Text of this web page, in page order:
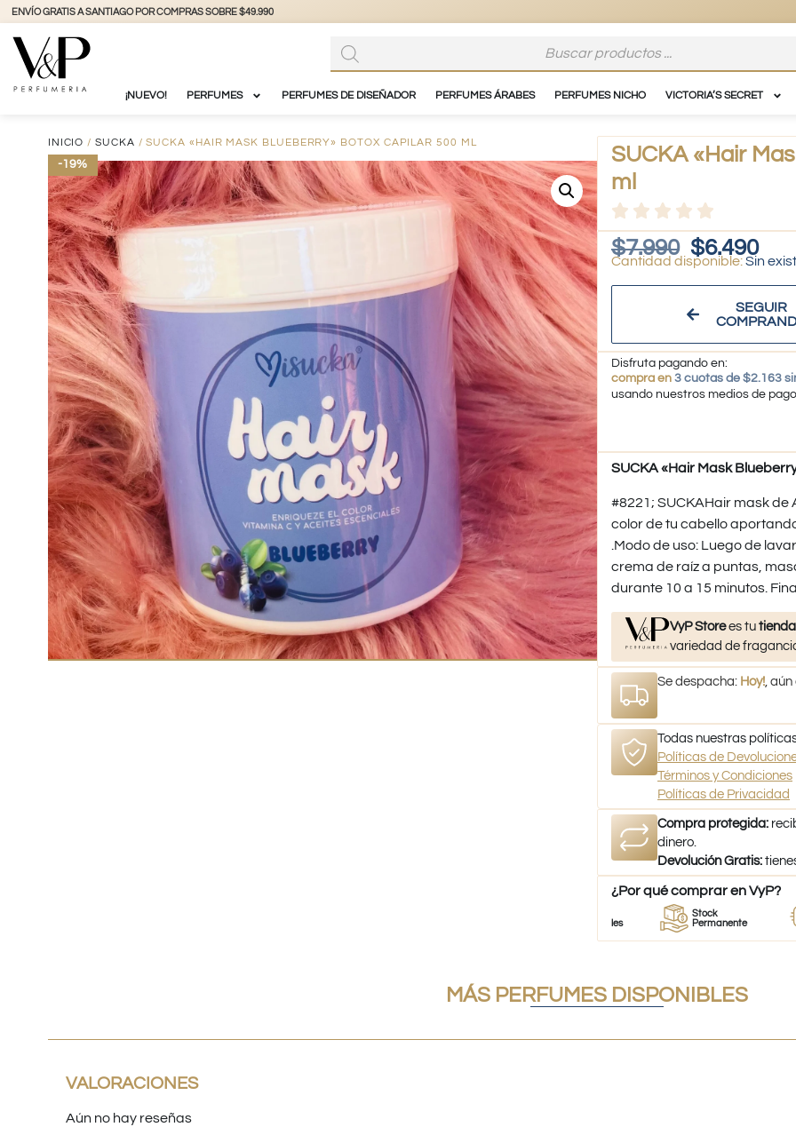
+56 9 3877 3738 @vyp_store.chile
¡NUEVO! PERFUMES PERFUMES DE DISEÑADOR PERFUMES ÁRABES PERFUMES NICHO VICTORIA’S SECRET
INICIO /SUCKA / SUCKA «HAIR MASK BLUEBERRY» BOTOX CAPILAR 500 ML
-19%
SUCKA «Hair
ml
$7.990 $6.490
Sin
SEGUIR
Disfruta pagando en:
compra en 3 cuotas de $2.163
usando nuestros medios de pago
SUCKA «Hair Mask
#8221; SUCKAHair mask
color de tu cabello
.Modo de uso: Luego de
crema de raíz a puntas,
durante 10 a 15 minutos.
VyP Storees tu
variedad de
Se despacha: Hoy! ,
Todas nuestras
Políticas de
Términos y Condiciones
Políticas de Privacidad
Compra protegida:
dinero.
Devolución Gratis:
¿Por qué comprar en VyP?
Stock
Permanente
MÁS PERFUMES DISPONIBLES
VALORACIONES
Aún no hay reseñas